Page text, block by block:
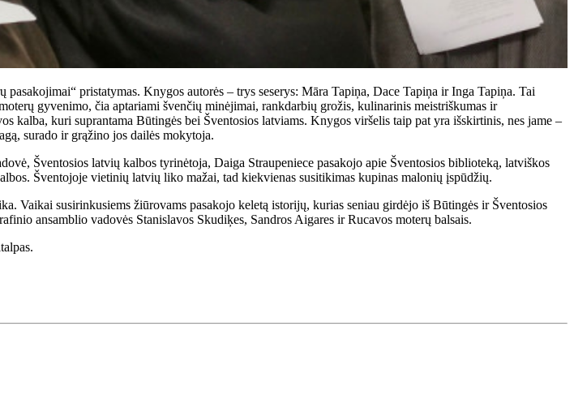
pristatymas. Knygos autorės – trys seserys: Māra Tapiņa, Dace Tapiņa ir Inga Tapiņa. Tai
gyvenimo, čia aptariami švenčių minėjimai, rankdarbių grožis, kulinarinis meistriškumas ir
kalba, kuri suprantama Būtingės bei Šventosios latviams. Knygos viršelis taip pat yra išskirtinis, nes jame –
surado ir grąžino jos dailės mokytoja.
Šventosios latvių kalbos tyrinėtoja, Daiga Straupeniece pasakojo apie Šventosios biblioteką, latviškos
Šventojoje vietinių latvių liko mažai, tad kiekvienas susitikimas kupinas malonių įspūdžių.
Vaikai susirinkusiems žiūrovams pasakojo keletą istorijų, kurias seniau girdėjo iš Būtingės ir Šventosios
ansamblio vadovės Stanislavos Skudiķes, Sandros Aigares ir Rucavos moterų balsais.